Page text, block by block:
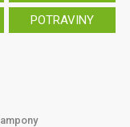
POTRAVINY